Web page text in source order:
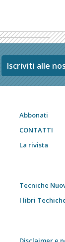
Iscriviti alle
Abbonati
CONTATTI
La rivista
Tecniche
I libri